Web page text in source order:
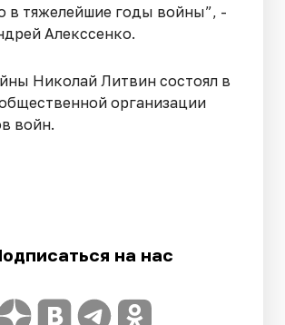
в тяжелейшие годы войны”, -
Алекссенко.
Николай Литвин состоял в
организации
войн.
на нас